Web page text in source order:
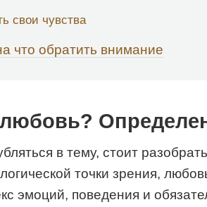
свои чувства
что обратить внимание
любовь?
в тему, стоит
точки зрения,
эмоций, поведения и